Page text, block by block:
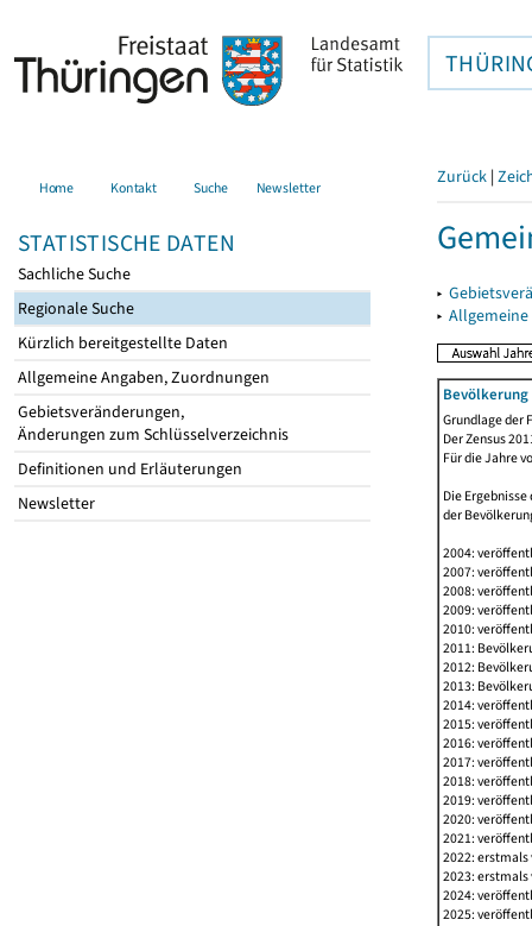
Home Kontakt Suche Newsletter
STATISTISCHE DATEN
Sachliche Suche
Regionale Suche
Kürzlich bereitgestellte Daten
Allgemeine Angaben, Zuordnungen
Gebietsveränderungen,
Änderungen zum Schlüsselverzeichnis
Definitionen und Erläuterungen
Newsletter
Zurück |
▸
▸
Grundlage der
Der Zensus
Für die Jahre
Die
der
2004:
2007:
2008:
2009:
2010:
2011:
2012:
2013:
2014:
2015:
2016:
2017:
2018:
2019:
2020:
2021:
2022:
2023:
2024:
2025: